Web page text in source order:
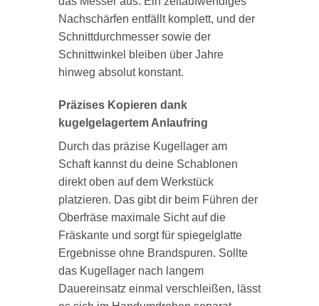
Nachschärfen entfällt komplett, und der
Schnittdurchmesser sowie der
Schnittwinkel bleiben über Jahre
hinweg absolut konstant.
Präzises Kopieren dank
kugelgelagertem Anlaufring
Durch das präzise Kugellager am
Schaft kannst du deine Schablonen
direkt oben auf dem Werkstück
platzieren. Das gibt dir beim Führen der
Oberfräse maximale Sicht auf die
Fräskante und sorgt für spiegelglatte
Ergebnisse ohne Brandspuren. Sollte
das Kugellager nach langem
Dauereinsatz einmal verschleißen, lässt